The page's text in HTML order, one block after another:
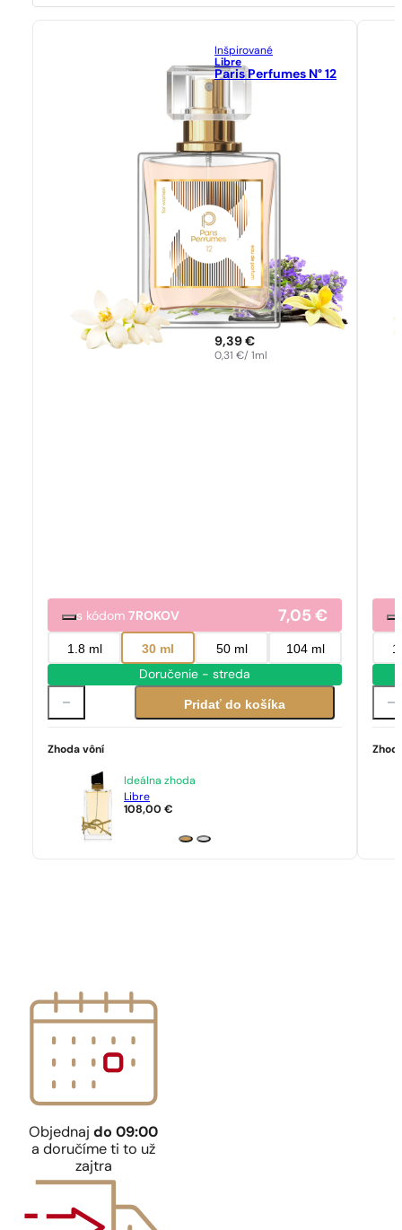
Inšpirované
Libre
Paris Perfumes N° 12
9,39€
0,31€/ 1ml
s kódom7ROKOV 7,05€
1.8 ml 30 ml 50 ml 104 ml
Doručenie - streda
Pridať do košíka
Zhoda vôní
Ideálna zhoda
Libre
108,00€
Objednajdo 09:00
a doručíme ti to už
zajtra